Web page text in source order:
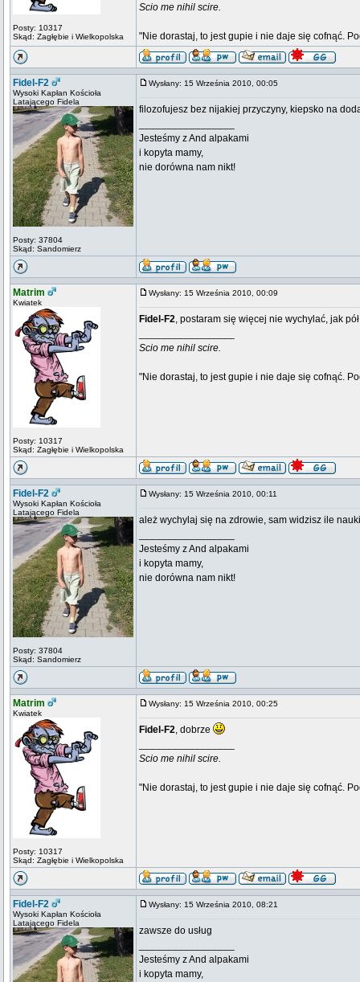
Posty: 10317
Skąd: Zagłębie i Wielkopolska
Scio me nihil scire.
"Nie dorastaj, to jest gupie i nie daje się cofnąć.
Fidel-F2
Wysoki Kapłan Kościoła
Latającego Fidela
Posty: 37804
Skąd: Sandomierz
Wysłany: 15 Września 2010, 00:05
filozofujesz bez nijakiej przyczyny, kiepsko na
Jesteśmy z And alpakami
i kopyta mamy,
nie dorówna nam nikt!
Matrim
Kwiatek
Posty: 10317
Skąd: Zagłębie i Wielkopolska
Wysłany: 15 Września 2010, 00:09
Fidel-F2, postaram się więcej nie wychylać, jak
Scio me nihil scire.
"Nie dorastaj, to jest gupie i nie daje się cofnąć.
Fidel-F2
Wysoki Kapłan Kościoła
Latającego Fidela
Posty: 37804
Skąd: Sandomierz
Wysłany: 15 Września 2010, 00:11
ależ wychylaj się na zdrowie, sam widzisz ile
Jesteśmy z And alpakami
i kopyta mamy,
nie dorówna nam nikt!
Matrim
Kwiatek
Posty: 10317
Skąd: Zagłębie i Wielkopolska
Wysłany: 15 Września 2010, 00:25
Fidel-F2, dobrze
Scio me nihil scire.
"Nie dorastaj, to jest gupie i nie daje się cofnąć.
Fidel-F2
Wysoki Kapłan Kościoła
Latającego Fidela
Wysłany: 15 Września 2010, 08:21
zawsze do usług
Jesteśmy z And alpakami
i kopyta mamy,